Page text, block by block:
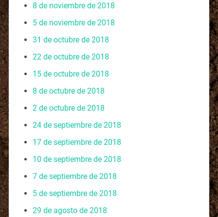
8 de noviembre de 2018
5 de noviembre de 2018
31 de octubre de 2018
22 de octubre de 2018
15 de octubre de 2018
8 de octubre de 2018
2 de octubre de 2018
24 de septiembre de 2018
17 de septiembre de 2018
10 de septiembre de 2018
7 de septiembre de 2018
5 de septiembre de 2018
29 de agosto de 2018